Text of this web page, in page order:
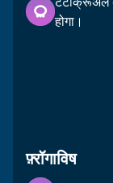
होगा।
फ़्रॉगाविष